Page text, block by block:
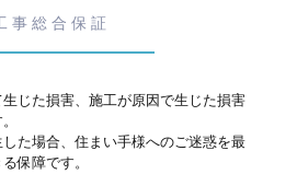
事総合保証
じた損害、施工が原因で生じた損害
た場合、住まい手様へのご迷惑を最
保障です。